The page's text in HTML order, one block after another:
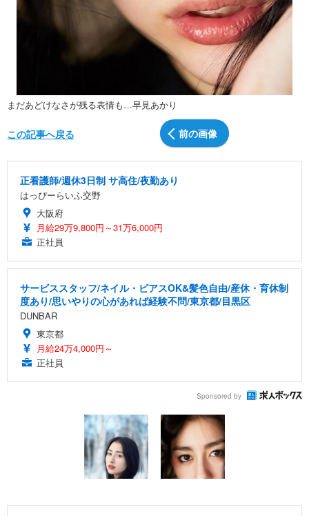
まだあどけなさが残る表情も…早見あかり
前の画像
この記事へ戻る
正看護師/週休3日制 サ高住/夜勤あり
はっぴーらいふ交野
大阪府
月給29万9,800円～31万6,000円
正社員
サービススタッフ/ネイル・ピアスOK&髪色自由/産休・育休制
度あり/思いやりの心があれば経験不問/東京都/目黒区
DUNBAR
東京都
月給24万4,000円～
正社員
Sponsored by